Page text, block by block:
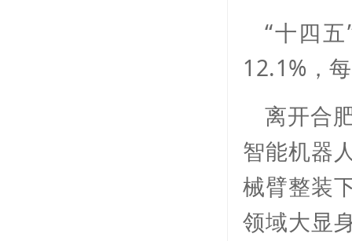
“十四
12.1%，
离开合
智能机器
械臂整装
领域大显